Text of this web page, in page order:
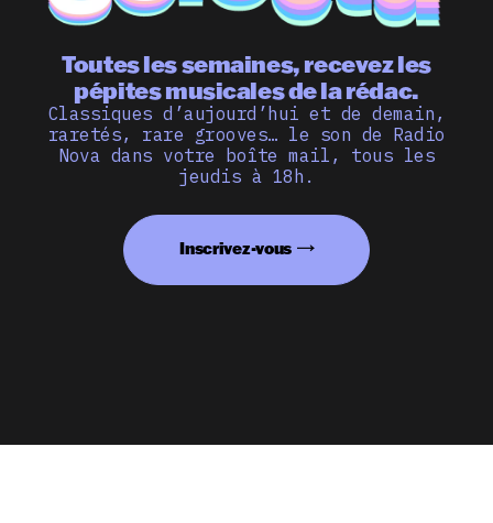
Toutes les semaines, recevez les
pépites musicales de la rédac.
Classiques d’aujourd’hui et de demain,
raretés, rare grooves… le son de Radio
Nova dans votre boîte mail, tous les
jeudis à 18h.
Inscrivez-vous